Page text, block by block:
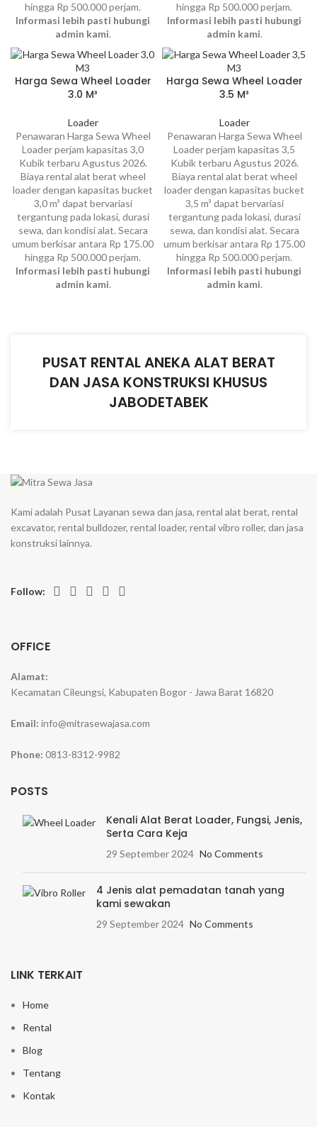
hingga Rp 500.000 perjam.
Informasi lebih pasti hubungi
admin kami.
hingga Rp 500.000 perjam.
Informasi lebih pasti hubungi
admin kami.
Harga Sewa Wheel Loader
3.0 M³
Loader
Penawaran Harga Sewa Wheel
Loader perjam kapasitas 3,0
Kubik terbaru Agustus 2026.
Biaya rental alat berat wheel
loader dengan kapasitas bucket
3,0 m³ dapat bervariasi
tergantung pada lokasi, durasi
sewa, dan kondisi alat. Secara
umum berkisar antara Rp 175.00
hingga Rp 500.000 perjam.
Informasi lebih pasti hubungi
admin kami.
Harga Sewa Wheel Loader
3.5 M³
Loader
Penawaran Harga Sewa Wheel
Loader perjam kapasitas 3,5
Kubik terbaru Agustus 2026.
Biaya rental alat berat wheel
loader dengan kapasitas bucket
3,5 m³ dapat bervariasi
tergantung pada lokasi, durasi
sewa, dan kondisi alat. Secara
umum berkisar antara Rp 175.00
hingga Rp 500.000 perjam.
Informasi lebih pasti hubungi
admin kami.
PUSAT RENTAL ANEKA ALAT BERAT
DAN JASA KONSTRUKSI KHUSUS
JABODETABEK
Kami adalah Pusat Layanan sewa dan jasa, rental alat berat, rental
excavator, rental bulldozer, rental loader, rental vibro roller, dan jasa
konstruksi lainnya.
Follow:
OFFICE
Alamat:
Kecamatan Cileungsi, Kabupaten Bogor - Jawa Barat 16820
Email: info@mitrasewajasa.com
Phone: 0813-8312-9982
POSTS
Kenali Alat Berat Loader, Fungsi, Jenis,
Serta Cara Keja
29 September 2024 No Comments
4 Jenis alat pemadatan tanah yang
kami sewakan
29 September 2024 No Comments
LINK TERKAIT
Home
Rental
Blog
Tentang
Kontak